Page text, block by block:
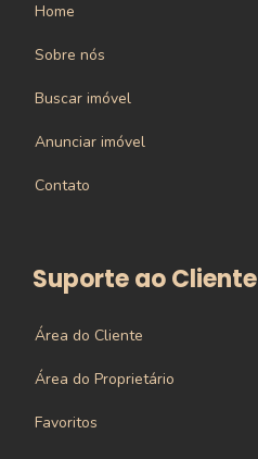
Home
Sobre nós
Buscar imóvel
Anunciar imóvel
Contato
Suporte ao Cliente
Área do Cliente
Área do Proprietário
Favoritos